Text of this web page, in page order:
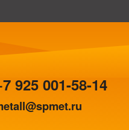
925 001-58-14